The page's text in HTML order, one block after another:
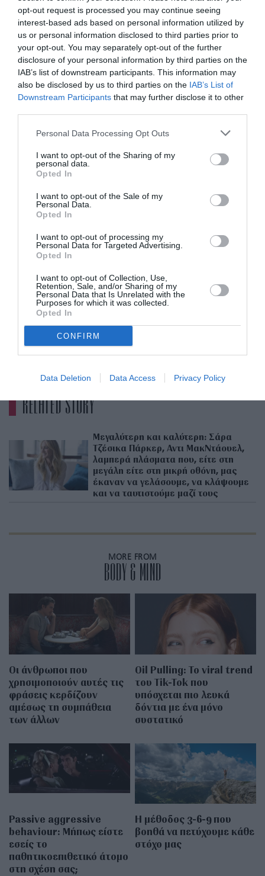
opt-out request is processed you may continue seeing
interest-based ads based on personal information utilized by
us or personal information disclosed to third parties prior to
your opt-out. You may separately opt-out of the further
disclosure of your personal information by third parties on the
IAB’s list of downstream participants. This information may
also be disclosed by us to third parties on the IAB’s List of
Downstream Participants that may further disclose it to other
Personal Data Processing Opt Outs
I want to opt-out of the Sharing of my
personal data.
Opted In
I want to opt-out of the Sale of my
Personal Data.
Opted In
I want to opt-out of processing my
Personal Data for Targeted Advertising.
Opted In
I want to opt-out of Collection, Use,
Retention, Sale, and/or Sharing of my
Personal Data that Is Unrelated with the
Purposes for which it was collected.
Opted In
CONFIRM
Data Deletion Data Access Privacy Policy
Δείτε αυτή τη δημοσίευση στο Instagram.
ADVERTISEMENT - CONTINUE READING BELOW
RELATED STORY
Μεγαλύτερη και καλύτερη: Σάρα
Τζέσικα Πάρκερ, Αντι ΜακΝτάουελ,
λαμπερά πλάσματα που, είτε στη
μεγάλη είτε στη μικρή οθόνη, μας
έκαναν να γελάσουμε, να κλάψουμε
και να ταυτιστούμε μαζί τους
MORE FROM
BODY & MIND
Οι άνθρωποι που
χρησιμοποιούν αυτές τις
φράσεις κερδίζουν
αμέσως τη συμπάθεια
των άλλων
Oil Pulling: To viral trend
του Tik-Tok που
υπόσχεται πιο λευκά
δόντια με ένα μόνο
συστατικό
Passive aggressive
behaviour: Μήπως είστε
εσείς το
παθητικοεπιθετικό άτομο
στη σχέση σας;
Η μέθοδος 3-6-9 που
βοηθά να πετύχουμε κάθε
στόχο μας